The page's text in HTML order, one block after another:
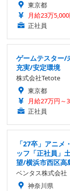
東京都
月給23万
正社員
ゲームテスター/
充実/安定環境
株式会社Tetote
東京都
月給27万円～
正社員
「27卒」アニ
ッフ「正社員」
望/横浜市西区高
ベンタス株式会社
神奈川県